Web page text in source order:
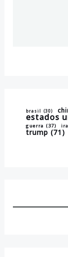
brasil (30)
estados
guerra (37)
trump (71)